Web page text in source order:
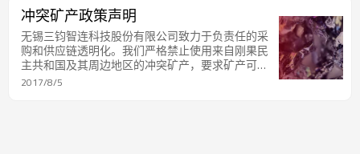
冲突矿产政策声明
无锡三钧智连科技股份有限公司致力于负责任的采
购和供应链透明化。我们严格禁止使用来自刚果民
主共和国及其周边地区的冲突矿产，要求矿产可追
溯，并与供应商合作，确保其遵循符合道德规范、
2017/8/5